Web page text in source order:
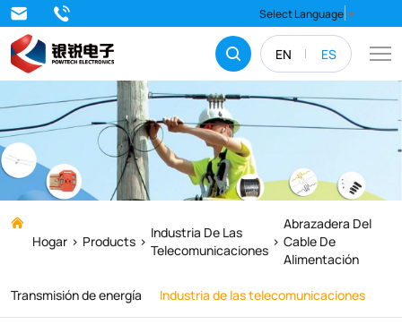
EN ES
Select Language ▼
Abrazadera
del
cable
de
alimentación
Hogar Products
Industria De Las
Telecomunicaciones
Abrazadera Del
Cable De
Alimentación
Transmisión de energía
Industria de las telecomunicaciones